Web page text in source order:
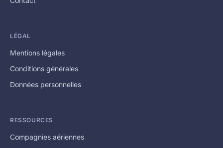
LÉGAL
Mentions légales
Conditions générales
Données personnelles
RESSOURCES
Compagnies aériennes